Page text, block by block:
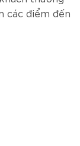
các điểm đến